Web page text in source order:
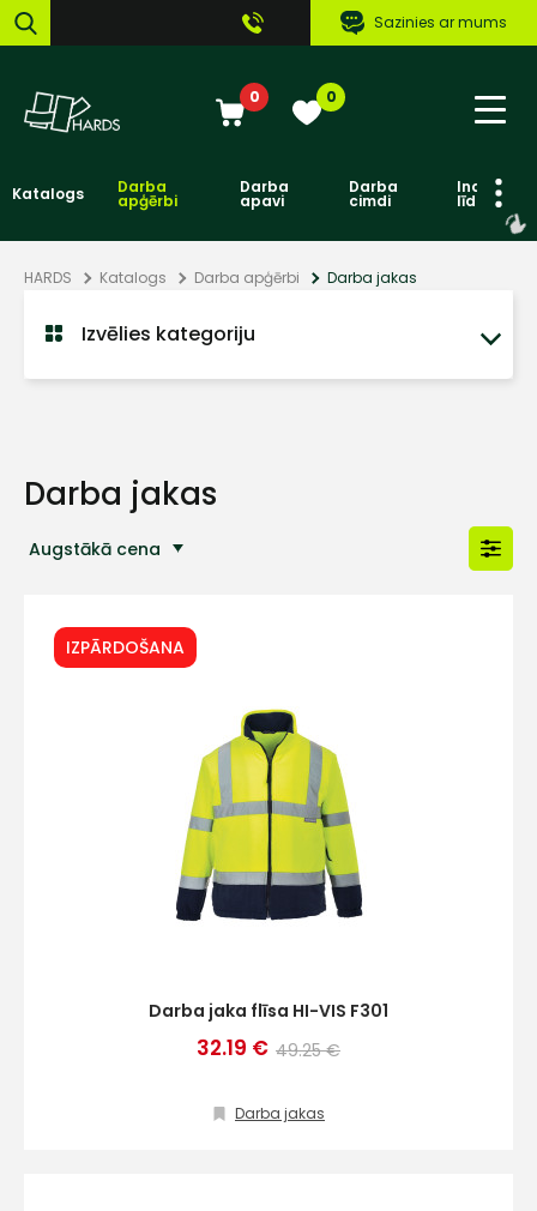
Sazinies ar mums
0 0
Katalogs Darba
apģērbi
Darba
apavi
Darba
cimdi līdzekļi
HARDS Katalogs Darba apģērbi Darba jakas
Izvēlies kategoriju
Darba jakas
Augstākā cena
IZPĀRDOŠANA
Darba jaka flīsa HI-VIS F301
32.19 € 49.25 €
Darba jakas